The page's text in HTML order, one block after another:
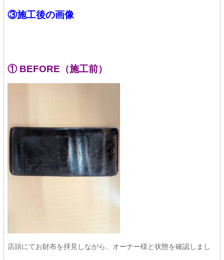
③施工後の画像
① BEFORE（施工前）
店頭にてお財布を拝見しながら、オーナー様と状態を確認しまし